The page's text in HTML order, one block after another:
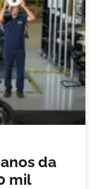
da
mil